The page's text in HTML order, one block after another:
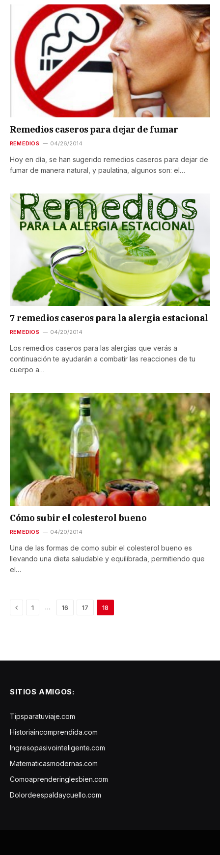
Remedios caseros para dejar de fumar
REMEDIOS 04/26/2014
Hoy en día, se han sugerido remedios caseros para dejar de
fumar de manera natural, y paulatina, algunos son: el…
7 remedios caseros para la alergia estacional
REMEDIOS 04/20/2014
Los remedios caseros para las alergias que verás a
continuación te ayudarán a combatir las reacciones de tu
cuerpo a…
Cómo subir el colesterol bueno
REMEDIOS 04/20/2014
Una de las formas de como subir el colesterol bueno es
llevando una dieta saludable y equilibrada, permitiendo que
el…
Previous
1 … 16 17 18
SITIOS AMIGOS:
Tipsparatuviaje.com
Historiaincomprendida.com
Ingresopasivointeligente.com
Matematicasmodernas.com
Comoaprenderinglesbien.com
Dolordeespaldaycuello.com